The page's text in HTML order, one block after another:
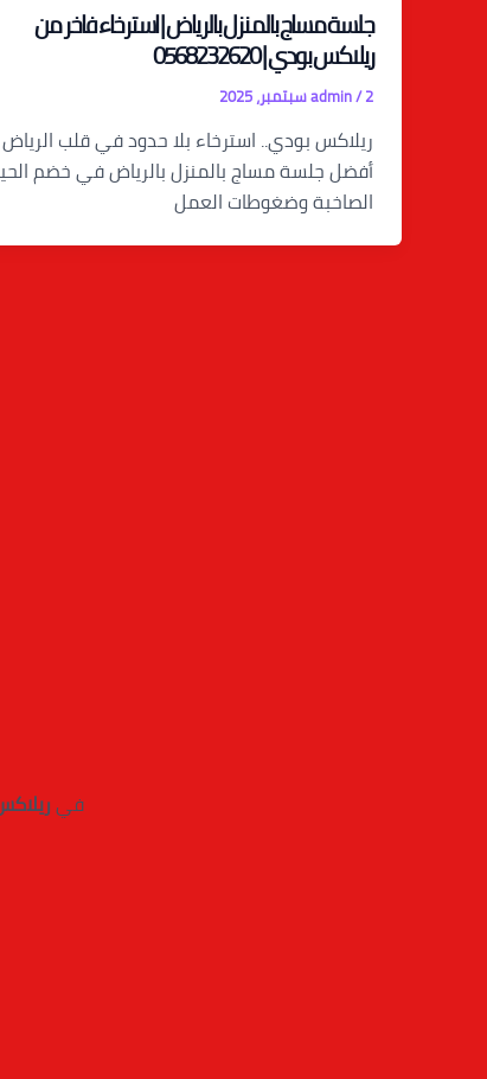
جلسة مساج بالمنزل بالرياض | استرخاء فاخر من
ريلاكس بودي | 0568232620
admin/2 سبتمبر، 2025
ريلاكس بودي.. استرخاء بلا حدود في قلب
أفضل جلسة مساج بالمنزل بالرياض في خضم
الصاخبة وضغوطات العمل
في